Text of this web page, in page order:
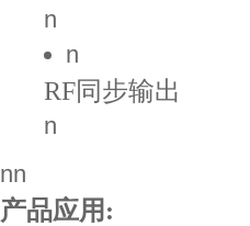
n
n
RF同步输出
n
nn
产品应用: